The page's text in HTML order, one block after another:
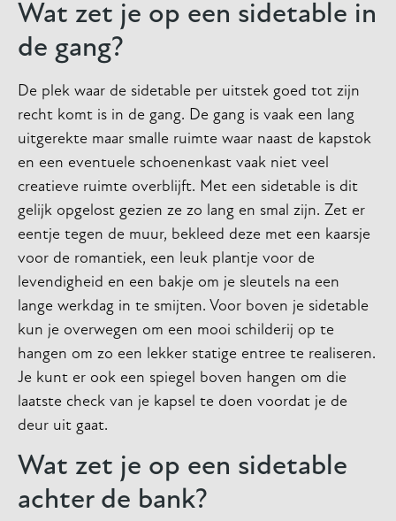
Wat zet je op een sidetable in
de gang?
De plek waar de sidetable per uitstek goed tot zijn
recht komt is in de gang. De gang is vaak een lang
uitgerekte maar smalle ruimte waar naast de kapstok
en een eventuele schoenenkast vaak niet veel
creatieve ruimte overblijft. Met een sidetable is dit
gelijk opgelost gezien ze zo lang en smal zijn. Zet er
eentje tegen de muur, bekleed deze met een kaarsje
voor de romantiek, een leuk plantje voor de
levendigheid en een bakje om je sleutels na een
lange werkdag in te smijten. Voor boven je sidetable
kun je overwegen om een mooi schilderij op te
hangen om zo een lekker statige entree te realiseren.
Je kunt er ook een spiegel boven hangen om die
laatste check van je kapsel te doen voordat je de
deur uit gaat.
Wat zet je op een sidetable
achter de bank?